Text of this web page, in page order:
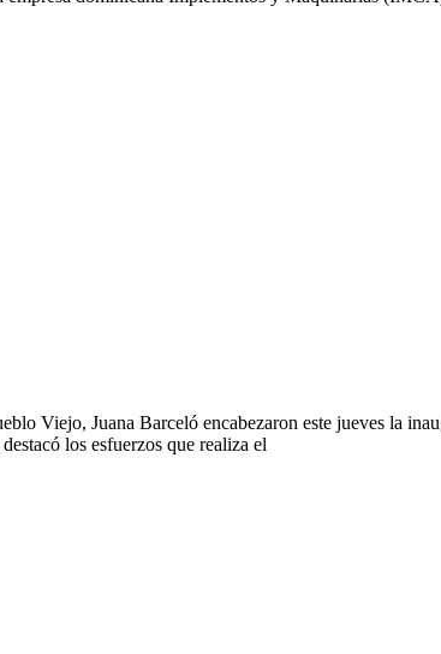
Viejo, Juana Barceló encabezaron este jueves la
los esfuerzos que realiza el